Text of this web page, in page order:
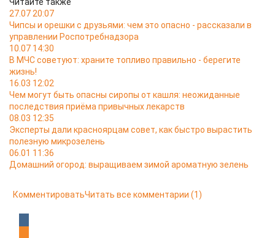
27.07 20:07
Чипсы и орешки с друзьями: чем это опасно - рассказали в
управлении Роспотребнадзора
10.07 14:30
В МЧС советуют: храните топливо правильно - берегите
жизнь!
16.03 12:02
Чем могут быть опасны сиропы от кашля: неожиданные
последствия приёма привычных лекарств
08.03 12:35
Эксперты дали красноярцам совет, как быстро вырастить
полезную микрозелень
06.01 11:36
Домашний огород: выращиваем зимой ароматную зелень
КомментироватьЧитать все комментарии (1)